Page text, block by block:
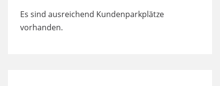
powered byUsercentrics Consent
Management Platform
Es sind ausreichend Kundenparkplätze
vorhanden.